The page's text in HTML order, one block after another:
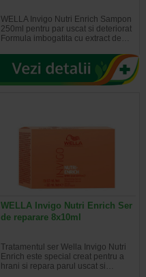
WELLA Invigo Nutri Enrich Sampon
250ml pentru par uscat si deteriorat
Formula imbogatita cu extract de…
WELLA Invigo Nutri Enrich Ser
de reparare 8x10ml
Tratamentul ser Wella Invigo Nutri
Enrich este special creat pentru a
hrani si repara parul uscat si…